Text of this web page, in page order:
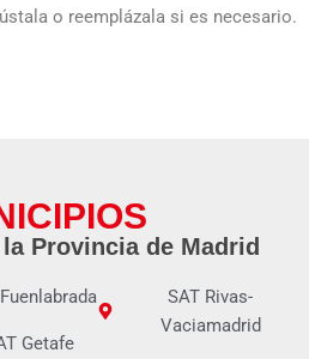
o reemplázala si es necesario.
Provincia de Madrid
Getafe
SAT Rivas-
Vaciamadrid